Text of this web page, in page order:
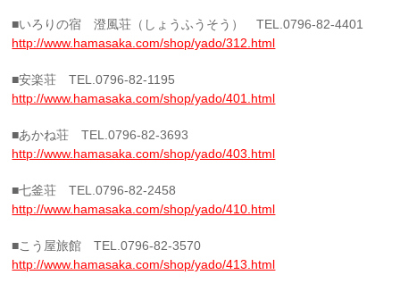
■いろりの宿 澄風荘（しょうふうそう） TEL.0796-82-4401
http://www.hamasaka.com/shop/yado/312.html
■安楽荘 TEL.0796-82-1195
http://www.hamasaka.com/shop/yado/401.html
■あかね荘 TEL.0796-82-3693
http://www.hamasaka.com/shop/yado/403.html
■七釜荘 TEL.0796-82-2458
http://www.hamasaka.com/shop/yado/410.html
■こう屋旅館 TEL.0796-82-3570
http://www.hamasaka.com/shop/yado/413.html